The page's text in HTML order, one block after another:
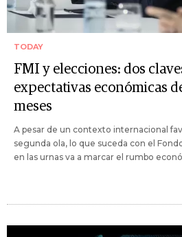
TODAY
FMI y elecciones: dos
expectativas económicas
meses
A pesar de un contexto internacional
segunda ola, lo que suceda con el
en las urnas va a marcar el rumbo